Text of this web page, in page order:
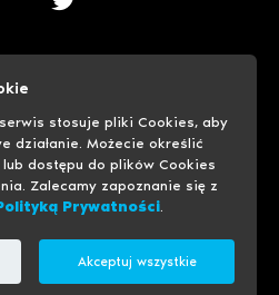
Usługi hostingowe
stosuje pliki Cookies, aby
działanie. Możecie określić
dostępu do plików Cookies
Zalecamy zapoznanie się z
Prywatności.
Akceptuj wszystkie